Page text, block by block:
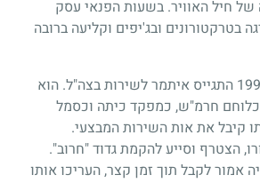
חיל האוויר. בשעות הפנאי עסק
בטרקטורונים ובג'יפים וקליעה ברובה
התגייס איתמר לשירות בצה"ל. הוא
חרמ"ש, כמפקד כיתה וכסמל
קיבל את אות השירות המבצעי.
הצטרף וסייע להקמת גדוד "חרוב".
אמור לקבל תוך זמן קצר, העריכו אותו